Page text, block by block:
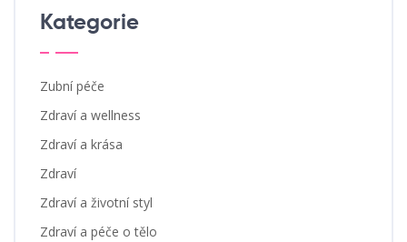
Kategorie
Zubní péče
Zdraví a wellness
Zdraví a krása
Zdraví
Zdraví a životní styl
Zdraví a péče o tělo